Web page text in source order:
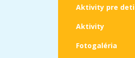
Aktivity pre deti
Aktivity
Fotogaléria